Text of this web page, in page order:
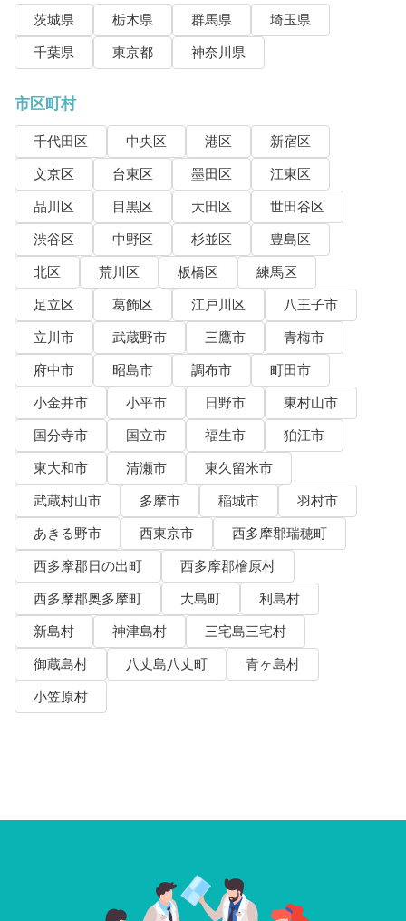
茨城県 栃木県 群馬県
埼玉県
千葉県
東京都 神奈川県
市区町村
千代田区 中央区 港区
新宿区
文京区
台東区 墨田区
江東区
品川区
目黒区 大田区
世田谷区
渋谷区
中野区 杉並区
豊島区
北区
荒川区 板橋区
練馬区
足立区
葛飾区 江戸川区
八王子市
立川市
武蔵野市 三鷹市
青梅市
府中市
昭島市 調布市
町田市
小金井市
小平市 日野市
東村山市
国分寺市
国立市 福生市
狛江市
東大和市
清瀬市
東久留米市
武蔵村山市
多摩市 稲城市
羽村市
あきる野市
西東京市
西多摩郡瑞穂町
西多摩郡日の出町
西多摩郡檜原村
西多摩郡奥多摩町
大島町
利島村
新島村
神津島村
三宅島三宅村
御蔵島村
八丈島八丈町
青ヶ島村
小笠原村